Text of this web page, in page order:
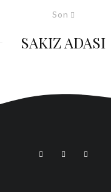
Son
SAKIZ ADASI